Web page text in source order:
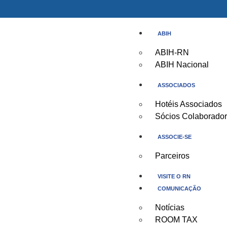
ABIH
ABIH-RN
ABIH Nacional
ASSOCIADOS
Hotéis Associados
Sócios
ASSOCIE-SE
Parceiros
VISITE O RN
COMUNICAÇÃO
Notícias
ROOM TAX